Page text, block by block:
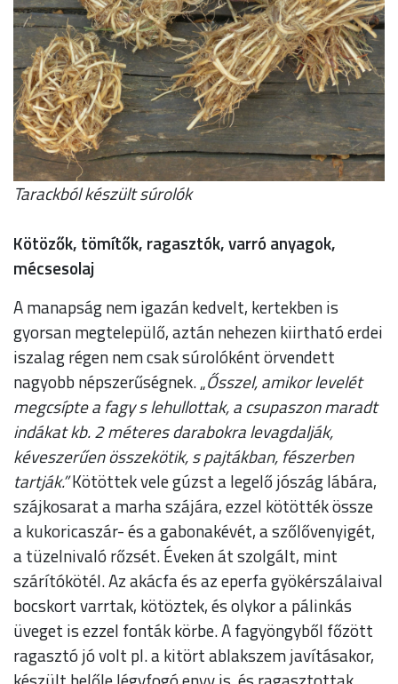
Tarackból készült súrolók
Kötözők, tömítők, ragasztók, varró anyagok,
mécsesolaj
A manapság nem igazán kedvelt, kertekben is
gyorsan megtelepülő, aztán nehezen kiirtható erdei
iszalag régen nem csak súrolóként örvendett
nagyobb népszerűségnek. „Ősszel, amikor levelét
megcsípte a fagy s lehullottak, a csupaszon maradt
indákat kb. 2 méteres darabokra levagdalják,
kéveszerűen összekötik, s pajtákban, fészerben
tartják.”Kötöttek vele gúzst a legelő jószág lábára,
szájkosarat a marha szájára, ezzel kötötték össze
a kukoricaszár- és a gabonakévét, a szőlővenyigét,
a tüzelnivaló rőzsét. Éveken át szolgált, mint
szárítókötél. Az akácfa és az eperfa gyökérszálaival
bocskort varrtak, kötöztek, és olykor a pálinkás
üveget is ezzel fonták körbe. A fagyöngyből főzött
ragasztó jó volt pl. a kitört ablakszem javításakor,